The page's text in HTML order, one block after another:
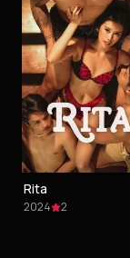
Rita
2024 2